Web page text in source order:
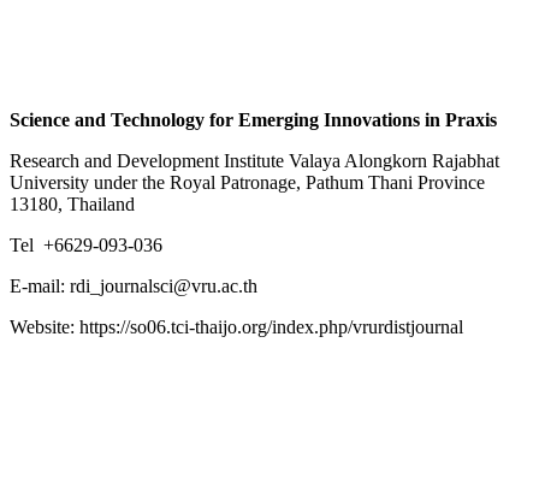
Science and Technology for Emerging Innovations in Praxis
Research and Development Institute Valaya Alongkorn Rajabhat
University under the Royal Patronage, Pathum Thani Province
13180, Thailand
Tel +6629-093-036
E-mail: rdi_journalsci@vru.ac.th
Website: https://so06.tci-thaijo.org/index.php/vrurdistjournal